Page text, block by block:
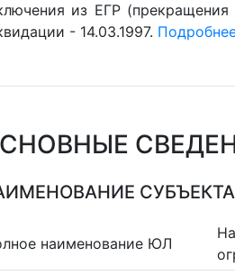
из ЕГР (прекращения
- 14.03.1997.
наименование ЮЛ